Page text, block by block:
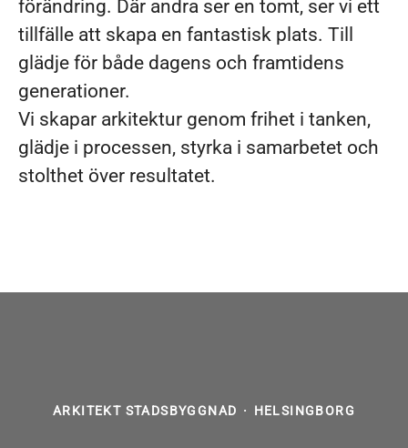
förändring. Där andra ser en tomt, ser vi ett
tillfälle att skapa en fantastisk plats. Till
glädje för både dagens och framtidens
generationer.
Vi skapar arkitektur genom frihet i tanken,
glädje i processen, styrka i samarbetet och
stolthet över resultatet.
ARKITEKT STADSBYGGNAD · HELSINGBORG